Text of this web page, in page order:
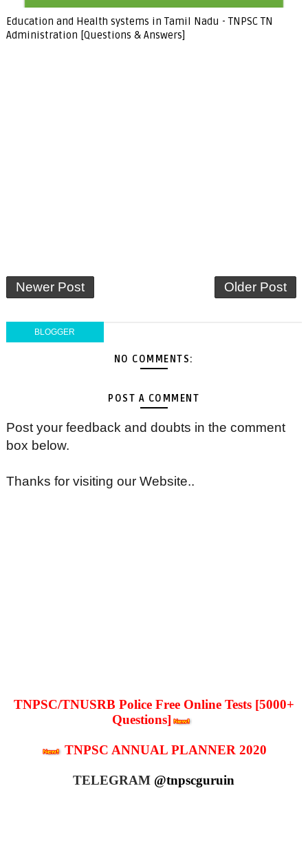
Education and Health systems in Tamil Nadu - TNPSC TN
Administration [Questions & Answers]
Newer Post Older Post
BLOGGER
NO COMMENTS:
POST A COMMENT
Post your feedback and doubts in the comment
box below.
Thanks for visiting our Website..
TNPSC/TNUSRB Police Free Online Tests [5000+
Questions]
TNPSC ANNUAL PLANNER 2020
TELEGRAM @tnpscguruin